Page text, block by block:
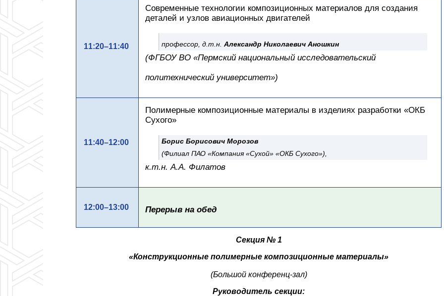
11:20–11:40
Современные технологии композиционных материалов для создания
деталей и узлов авиационных двигателей
профессор, д.т.н. Александр Николаевич Аношкин
(ФГБОУ ВО «Пермский национальный исследовательский
политехнический университет»)
11:40–12:00
Полимерные композиционные материалы в изделиях разработки «ОКБ
Сухого»
Борис Борисович Морозов
(Филиал ПАО «Компания «Сухой» «ОКБ Сухого»),
к.т.н. А.А. Филатов
12:00–13:00 Перерыв на обед
Секция № 1
«Конструкционные полимерные композиционные материалы»
(Большой конференц-зал)
Руководитель секции: